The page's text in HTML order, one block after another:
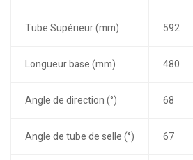
Tube Supérieur (mm) 592
Longueur base (mm) 480
Angle de direction (°) 68
Angle de tube de selle (°) 67